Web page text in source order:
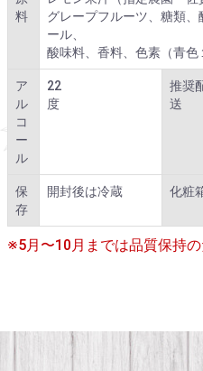
料
グレープフルーツ、糖類、
ール、
酸味料、香料、色素（青色
ア
ル
コ
ー
ル
22
度
推奨
送
保
存
開封後は冷蔵 化粧
※5月〜10月までは品質保持の